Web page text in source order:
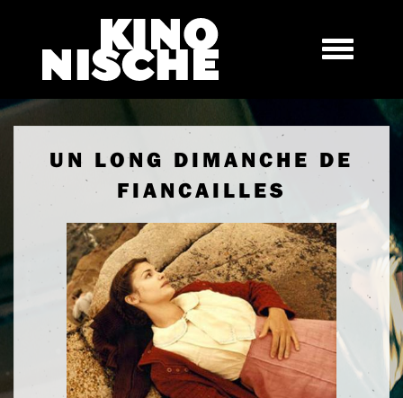
UN LONG DIMANCHE DE
FIANCAILLES